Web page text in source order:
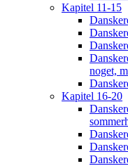
Kapitel 11-15
noget,
Kapitel 16-20